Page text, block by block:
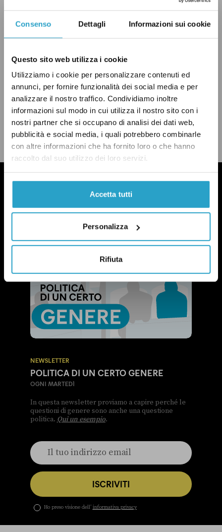
Consenso Dettagli Informazioni sui cookie
Questo sito web utilizza i cookie
Utilizziamo i cookie per personalizzare contenuti ed
annunci, per fornire funzionalità dei social media e per
analizzare il nostro traffico. Condividiamo inoltre
informazioni sul modo in cui utilizza il nostro sito con i
nostri partner che si occupano di analisi dei dati web,
pubblicità e social media, i quali potrebbero combinarle
con altre informazioni che ha fornito loro o che hanno
raccolto dal suo utilizzo dei loro servizi.
Accetta tutti
Personalizza
Rifiuta
ECONOMIA ENERGIA GOVERNO RENZI
CONDIVIDI
facebook
twitterwhatsapp
email bluesky
LEGGI LA NOSTRA POLITICA DELLE CORREZIONI
NEWSLETTER
POLITICA DI UN CERTO GENERE
OGNI MARTEDÌ
In questa newsletter proviamo a capire perché le
questioni di genere sono anche una questione
politica. Qui un esempio.
ISCRIVITI
Ho preso visione dell’ informativa privacy